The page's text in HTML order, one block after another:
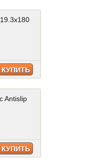
КУПИТЬ
Antislip
КУПИТЬ